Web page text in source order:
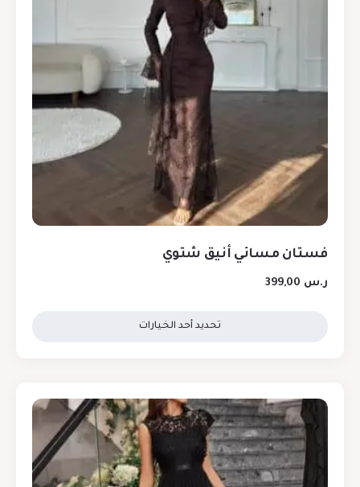
فستان مسائي أنيق شتوي
ر.س
تحديد أحد الخيارات